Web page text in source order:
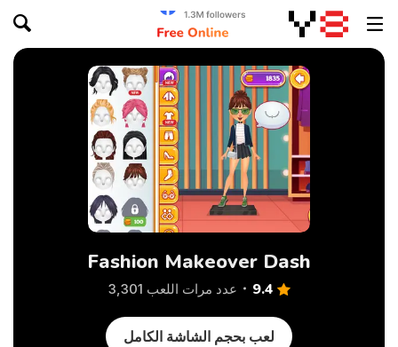
Fashion Makeover Dash
9.4 عدد مرات اللعب 3,301
لعب بحجم الشاشة الكامل